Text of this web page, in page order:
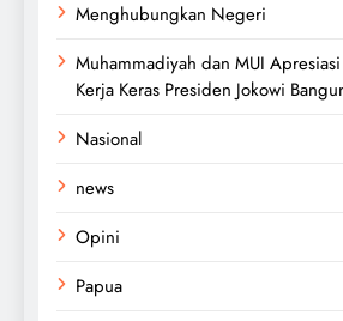
Menghubungkan Negeri
Muhammadiyah dan MUI
Kerja Keras Presiden Jokowi
Nasional
news
Opini
Papua